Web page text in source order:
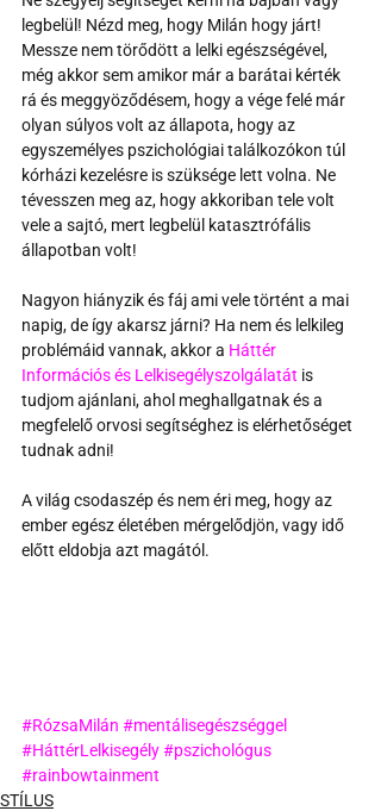
legbelül! Nézd meg, hogy Milán hogy járt!
Messze nem törődött a lelki egészségével,
még akkor sem amikor már a barátai kérték
rá és meggyöződésem, hogy a vége felé már
olyan súlyos volt az állapota, hogy az
egyszemélyes pszichológiai találkozókon túl
kórházi kezelésre is szüksége lett volna. Ne
tévesszen meg az, hogy akkoriban tele volt
vele a sajtó, mert legbelül katasztrófális
állapotban volt!
Nagyon hiányzik és fáj ami vele történt a mai
napig, de így akarsz járni? Ha nem és lelkileg
problémáid vannak, akkor a Háttér
Információs és Lelkisegélyszolgálatát is
tudjom ajánlani, ahol meghallgatnak és a
megfelelő orvosi segítséghez is elérhetőséget
tudnak adni!
A világ csodaszép és nem éri meg, hogy az
ember egész életében mérgelődjön, vagy idő
előtt eldobja azt magától.
#RózsaMilán #mentálisegészséggel
#HáttérLelkisegély#pszichológus
#rainbowtainment
STÍLUS